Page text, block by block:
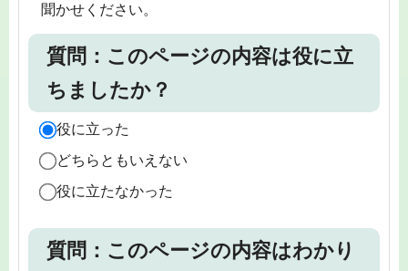
聞かせください。
質問：このページの内容は役に立
ちましたか？
役に立った
どちらともいえない
役に立たなかった
質問：このページの内容はわかり